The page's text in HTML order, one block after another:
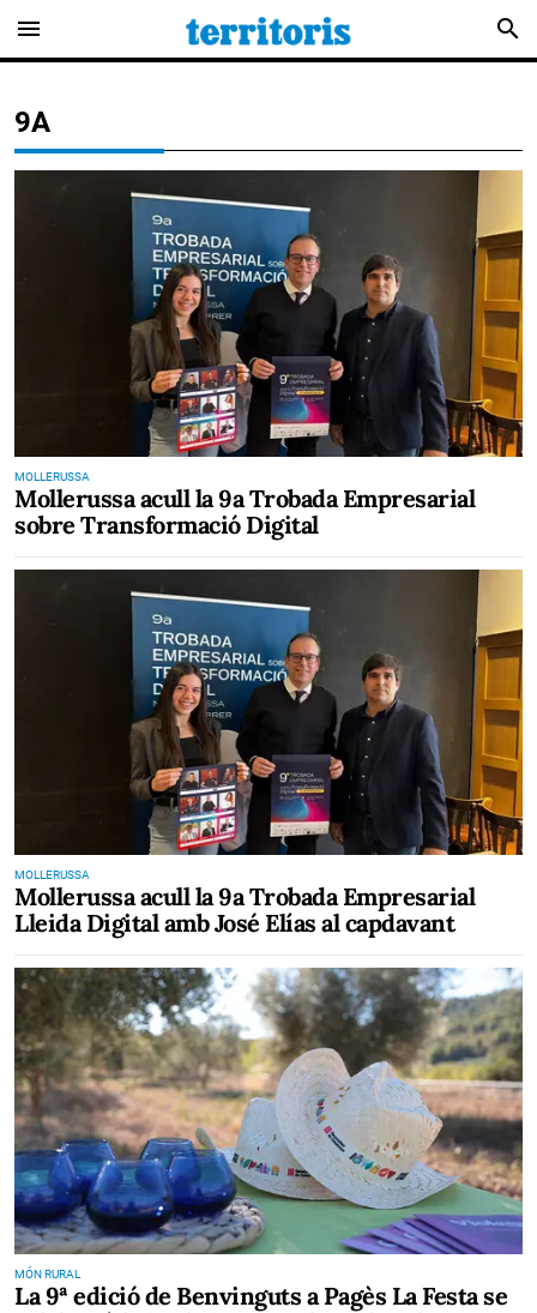
menu search
9A
MOLLERUSSA
Mollerussa acull la 9a Trobada Empresarial
sobre Transformació Digital
MOLLERUSSA
Mollerussa acull la 9a Trobada Empresarial
Lleida Digital amb José Elías al capdavant
MÓN RURAL
La 9ª edició de Benvinguts a Pagès La Festa se